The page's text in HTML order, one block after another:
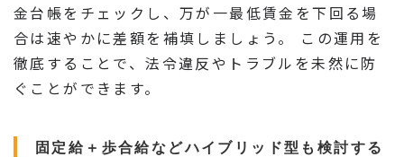
金台帳をチェックし、万が一最低賃金を下回る場
合は速やかに差額を補填しましょう。 この運用を
徹底することで、法令違反やトラブルを未然に防
ぐことができます。
固定給＋歩合給などハイブリッド型も検討する